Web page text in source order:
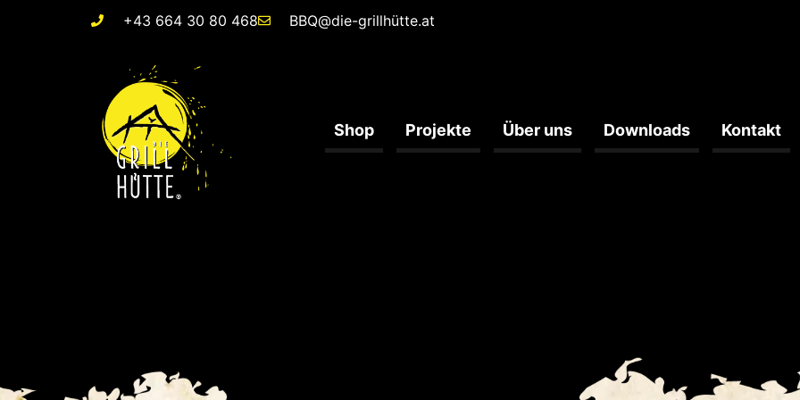
+43 664 30 80 468 BBQ@die-grillhütte.at
Shop Projekte Über uns Downloads Kontakt